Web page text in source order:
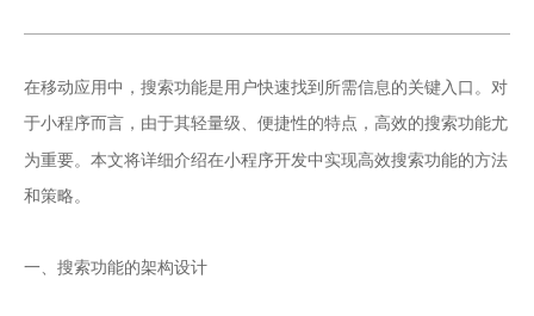
在移动应用中，搜索功能是用户快速找到所需信息的关键入口。对
于小程序而言，由于其轻量级、便捷性的特点，高效的搜索功能尤
为重要。本文将详细介绍在小程序开发中实现高效搜索功能的方法
和策略。
一、搜索功能的架构设计